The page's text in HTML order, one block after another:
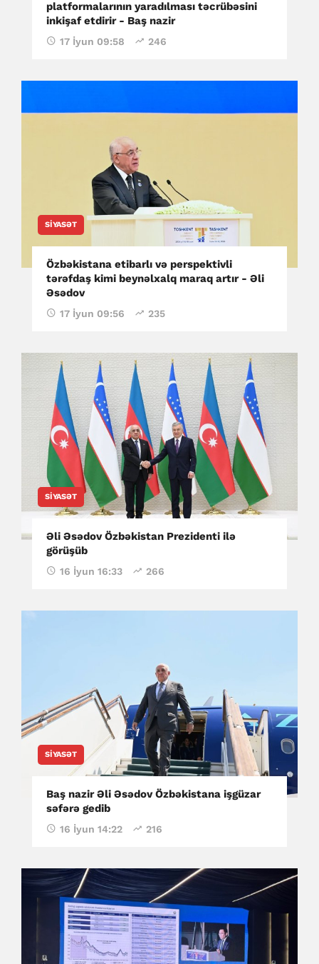
platformalarının yaradılması təcrübəsini
inkişaf etdirir - Baş nazir
17 İyun 09:58 246
SIYASƏT
Özbəkistana etibarlı və perspektivli
tərəfdaş kimi beynəlxalq maraq artır - Əli
Əsədov
17 İyun 09:56 235
SIYASƏT
Əli Əsədov Özbəkistan Prezidenti ilə
görüşüb
16 İyun 16:33 266
SIYASƏT
Baş nazir Əli Əsədov Özbəkistana işgüzar
səfərə gedib
16 İyun 14:22 216